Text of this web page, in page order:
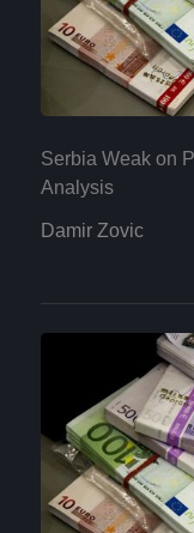
Serbia Weak on
Analysis
Damir Zovic